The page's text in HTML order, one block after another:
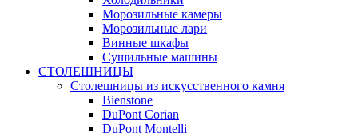
Морозильные камеры
Морозильные лари
Винные шкафы
Сушильные машины
СТОЛЕШНИЦЫ
Столешницы из искусственного камня
Bienstone
DuPont Corian
DuPont Montelli